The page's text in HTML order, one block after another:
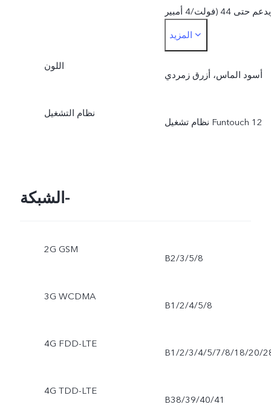
فولت/4 أمبير) ويدعم حتى 44
وات. يتم تعديل قدرة الشحن
الفعلية بصورة ديناميكية
الاستخدام الفعلي.
المزيد
اللون
أسود الماس، أزرق زمردي
نظام التشغيل
الشبكة-
2G GSM
B2/3/5/8
3G WCDMA
B1/2/4/5/8
4G FDD-LTE
B1/2/3/4/5/7/8/18/20/
4G TDD-LTE
B38/39/40/41